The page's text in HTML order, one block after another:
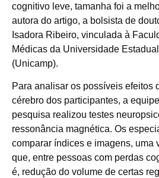
cognitivo leve, tamanha foi a
autora do artigo, a bolsista de
Isadora Ribeiro, vinculada à
Médicas da Universidade
(Unicamp).
Para analisar os possíveis efeitos
cérebro dos participantes, a
pesquisa realizou testes
ressonância magnética. Os
comparar índices e imagens, uma
que, entre pessoas com perdas
é, redução do volume de certas